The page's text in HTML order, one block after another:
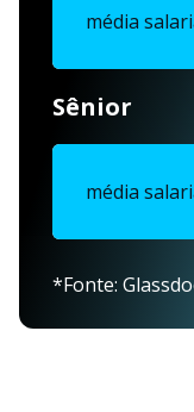
média
Sênior
média
*Fonte: